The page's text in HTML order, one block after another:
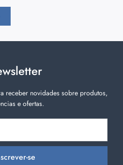
receber novidades sobre produtos,
e ofertas.
se